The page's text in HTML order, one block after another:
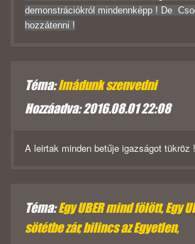
demonstrációkról mindennképp ! De
hozzátenni !
Téma:Imádunk szenvedni
Hozzáadva: 2016.08.01 22:08
A leirtak minden betűje igazságot tükröz
Téma:Egy UBER mind fölött, Egy
sötétbe zár, bilincs az Egyetlen,